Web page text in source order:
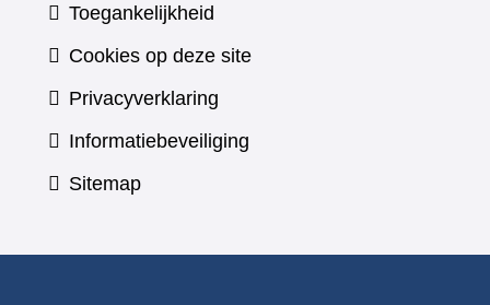
Toegankelijkheid
Cookies op deze site
Privacyverklaring
Informatiebeveiliging
Sitemap